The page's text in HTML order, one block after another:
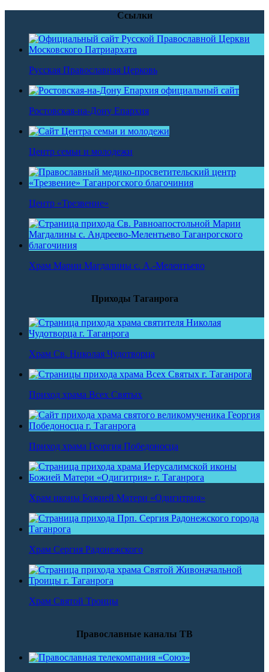
Ссылки
Русская Православная Церковь
Ростовская-на-Дону Епархия
Центр семьи и молодежи
Центр «Трезвение»
Храм Марии Магдалины с. А.-Мелентьево
Приходы Таганрога
Храм Св. Николая Чудотворца
Приход храма Всех Святых
Приход храма Георгия Победоносца
Храм иконы Божией Матери «Одигитрия»
Храм Сергия Радонежского
Храм Святой Троицы
Православные каналы ТВ